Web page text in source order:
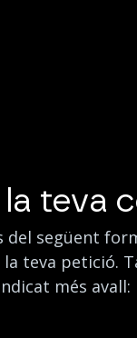
la teva
del següent
teva petició.
més avall: